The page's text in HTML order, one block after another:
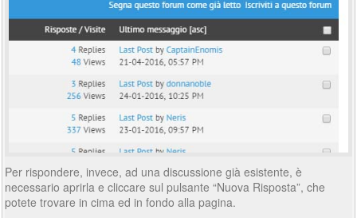
Per rispondere, invece, ad una discussione già esistente, è
necessario aprirla e cliccare sul pulsante “Nuova Risposta”, che
potete trovare in cima ed in fondo alla pagina.